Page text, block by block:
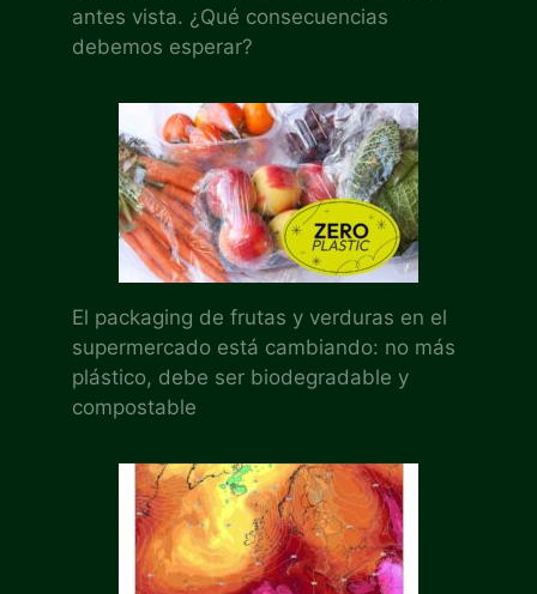
antes vista. ¿Qué consecuencias
debemos esperar?
El packaging de frutas y verduras en el
supermercado está cambiando: no más
plástico, debe ser biodegradable y
compostable